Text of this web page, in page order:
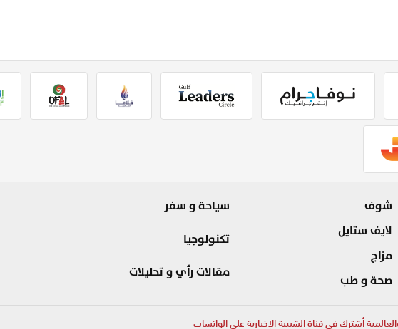
شوف
لايف ستايل
مزاج
صحة و طب
سياحة و سفر
تكنولوجيا
مقالات رأي و تحليلات
أشترك في قناة الشبيبة الإخبارية على الواتساب